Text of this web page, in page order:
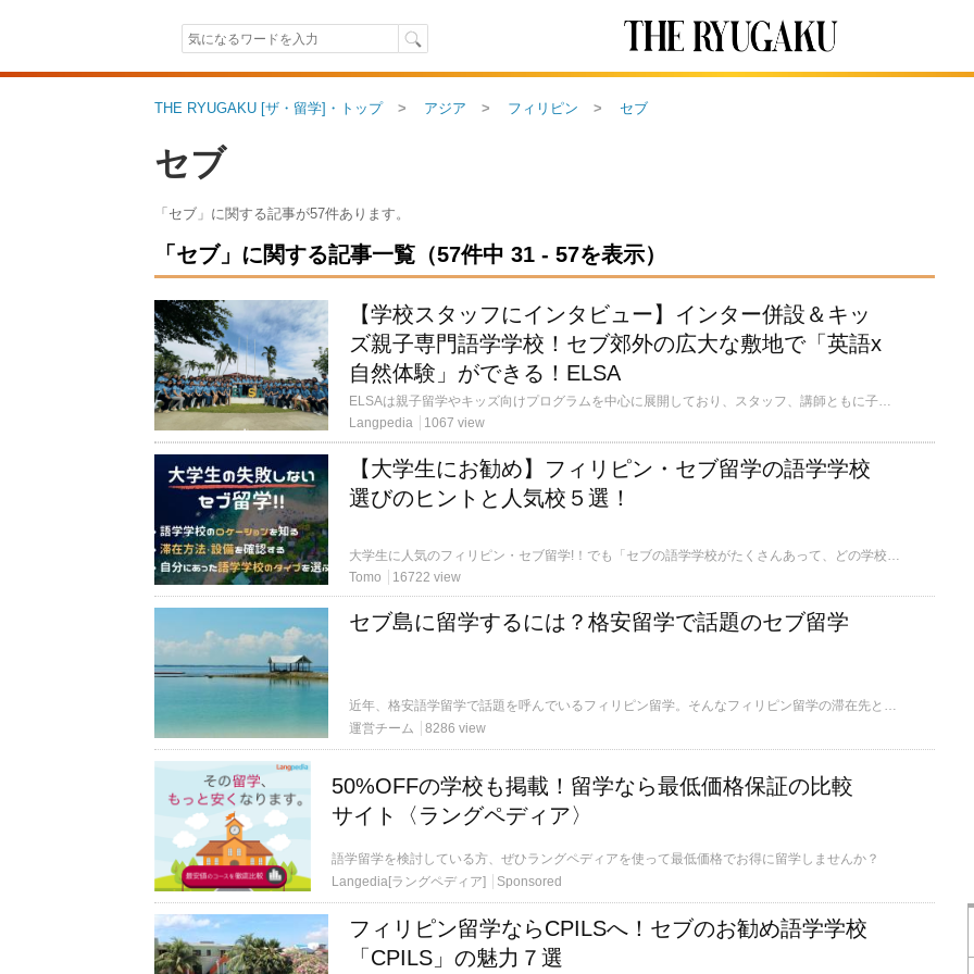
THE RYUGAKU [ザ・留学]・トップ アジア フィリピン セブ
セブ
「セブ」に関する記事が57件あります。
「セブ」に関する記事一覧（57件中 31 - 57を表示）
【学校スタッフにインタビュー】インター併設＆キッ
ズ親子専門語学学校！セブ郊外の広大な敷地で「英語x
自然体験」ができる！ELSA
ELSAは親子留学やキッズ向けプログラムを中心に展開しており、スタッフ、講師ともに子どもの対応に豊富な経験があります。学校はセブシティから45分ほど離れたコンポステラという郊外にありフィリピンで最大の広さを誇る学校です！動物と触れ合うなど「自然×学習×田舎」が特徴です。広大な敷地内でヤギを飼っていたり、プライベートビーチがあったりと自然と共存しているため、英語学習＋自然体験ができます。ESLコースだけでなく、幼稚園〜高校までのインターナショナルスクールが併設されているので、ローカルならではの体験も可能です！
Langpedia
1067 view
【大学生にお勧め】フィリピン・セブ留学の語学学校
選びのヒントと人気校５選！
大学生に人気のフィリピン・セブ留学!！でも「セブの語学学校がたくさんあって、どの学校がいいのかイマイチわからない。」という声をよく聞きます。大学生の限られた時間での、フィリピン・セブ留学の成功の一つとしては語学学校選びが大切です。大学生にお勧めのセブ語学学校５選と自分に合った学校選びのヒントを紹介します。セブのお勧め語学学校と学校選びポイントを知りたい人は必見です！セブ留学の費用と語学学校を決めた後の次のステップである申し込み方法についても解説します。
Tomo
16722 view
セブ島に留学するには？格安留学で話題のセブ留学
近年、格安語学留学で話題を呼んでいるフィリピン留学。そんなフィリピン留学の滞在先としてもっとも人気であるのがセブ島です。リゾート地として人気であるセブシティを中心に、語学学校が多く集まっています。そんなセブ島留学についてご紹介します。
運営チーム
8286 view
50%OFFの学校も掲載！留学なら最低価格保証の比較
サイト〈ラングペディア〉
語学留学を検討している方、ぜひラングペディアを使って最低価格でお得に留学しませんか？
Langedia[ラングペディア]
Sponsored
フィリピン留学ならCPILSへ！セブのお勧め語学学校
「CPILS」の魅力７選